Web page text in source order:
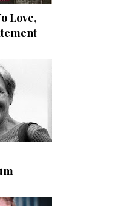
Love,